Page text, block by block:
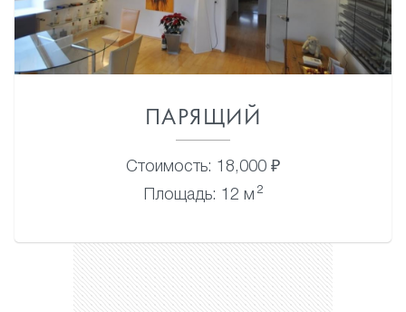
ПАРЯЩИЙ
Стоимость: 18,000 ₽
Площадь: 12 м 2